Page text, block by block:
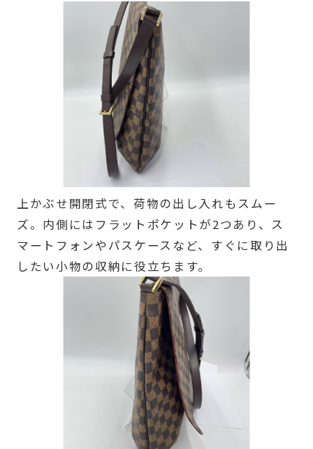
上かぶせ開閉式で、荷物の出し入れもスムー
ズ。内側にはフラットポケットが2つあり、ス
マートフォンやパスケースなど、すぐに取り出
したい小物の収納に役立ちます。